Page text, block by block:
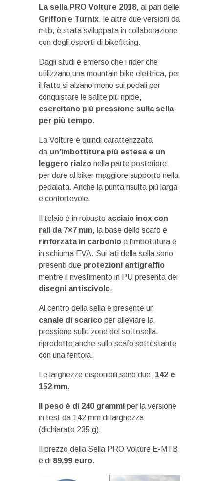
La sella PRO Volture 2018, al pari delle
Griffon e Turnix, le altre due versioni da
mtb, è stata sviluppata in collaborazione
con degli esperti di bikefitting.
Dagli studi è emerso che i rider che
utilizzano una mountain bike elettrica, per
il fatto si alzano meno sui pedali per
conquistare le salite più ripide,
esercitano più pressione sulla sella
per più tempo.
La Volture è quindi caratterizzata
da un’imbottitura più estesa e un
leggero rialzo nella parte posteriore,
per dare al biker maggiore supporto nella
pedalata. Anche la punta risulta più larga
e confortevole.
Il telaio è in robusto acciaio inox con
rail da 7×7 mm, la base dello scafo è
rinforzata in carbonio e l’imbottitura è
in schiuma EVA. Sui lati della sella sono
presenti due protezioni antigraffio
mentre il rivestimento in PU presenta dei
disegni antiscivolo.
Al centro della sella è presente un
canale di scarico per alleviare la
pressione sulle zone del sottosella,
riprodotto anche sullo scafo sottostante
con una feritoia.
Le larghezze disponibili sono due: 142 e
152 mm.
ll peso è di 240 grammi per la versione
in test da 142 mm di larghezza
(dichiarato 235 g).
Il prezzo della Sella PRO Volture E-MTB
è di 89,99 euro.